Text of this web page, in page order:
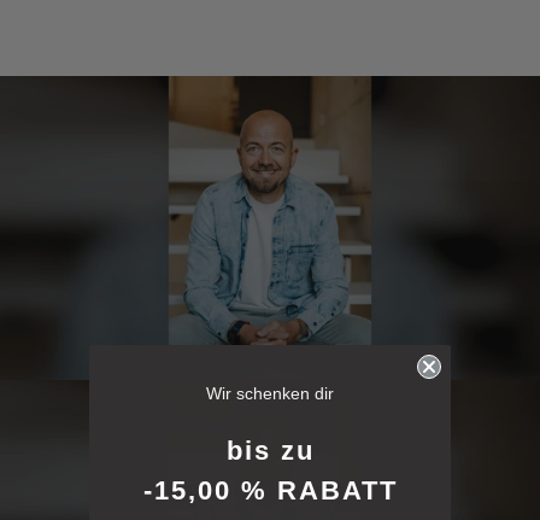
rating 6.255
reviews-io
Wir schenken dir
bis zu
-15,00 % RABATT